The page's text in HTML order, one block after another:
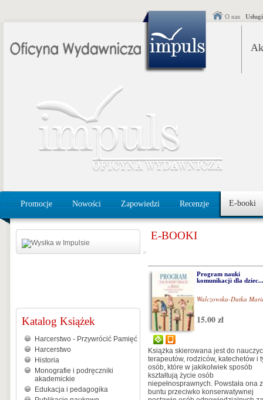
O nas
Promocje Nowości Zapowiedzi Recenzje E-booki
Katalog Książek
Harcerstwo - Przywrócić Pamięć
Harcerstwo
Historia
Monografie i podręczniki
akademickie
Edukacja i pedagogika
E-BOOKI
Program nauki
komunikacji dla dziec...
Walczowska-Dutka
15.00 zł
Książka skierowana jest do
terapeutów, rodziców, katechetów i
osób, które w jakikolwiek sposób
kształtują życie osób
niepełnosprawnych. Powstała ona z
buntu przeciwko konserwatywnej